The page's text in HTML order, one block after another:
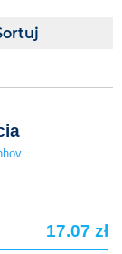
17.07 zł